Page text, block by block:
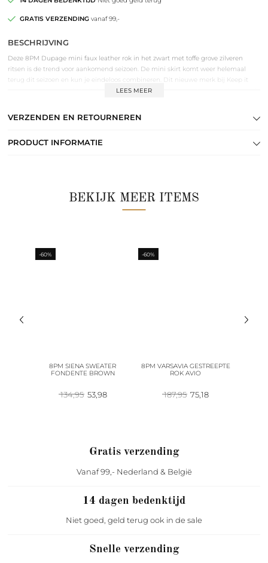
GRATIS VERZENDINGvanaf 99,-
BESCHRIJVING
Deze 8PM Dupage mini faux leather rok in het zwart met toffe grove zilveren
ritsen is de trend voor aankomend seizoen. De mini skirt komt weer helemaal
terug dit seizoen en kun je eindeloos combineren. Dit nieuwe merk bij Keep it
secret store is gemaakt in Italië en staat bekend om hun mooie materialen, goede
met drukknoop, sierritsen en zachte voering. Combineer de rok met een mooie
LEES MEER
VERZENDEN EN RETOURNEREN
PRODUCT INFORMATIE
BEKIJK MEER ITEMS
-60%
8PM SIENA SWEATER
FONDENTE BROWN
134,95 Oorspronkelijke
prijs
53,98Huidige
-60%
8PM VARSAVIA GESTREEPTE
ROK AVIO
187,95 Oorspronkelijke
prijs
75,18Huidige
Gratis verzending
Vanaf 99,- Nederland & België
14 dagen bedenktijd
Niet goed, geld terug ook in de sale
Snelle verzending